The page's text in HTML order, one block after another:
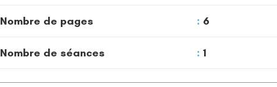
Nombre de pages 6
Nombre de séances 1